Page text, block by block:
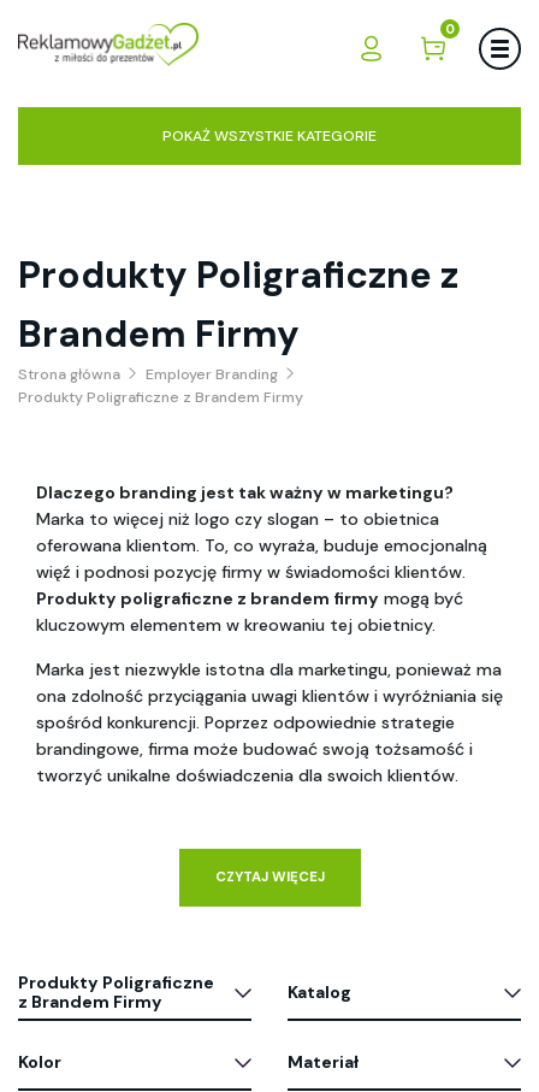
0
POKAŻ WSZYSTKIE KATEGORIE
Produkty Poligraficzne z
Brandem Firmy
Strona główna
Employer Branding
Produkty Poligraficzne z Brandem Firmy
Dlaczego branding jest tak ważny w marketingu?
Marka to więcej niż logo czy slogan – to obietnica
oferowana klientom. To, co wyraża, buduje emocjonalną
Produkty poligraficzne z brandem firmy mogą być
kluczowym elementem w kreowaniu tej obietnicy.
Marka jest niezwykle istotna dla marketingu, ponieważ ma
ona zdolność przyciągania uwagi klientów i wyróżniania się
spośród konkurencji. Poprzez odpowiednie strategie
brandingowe, firma może budować swoją tożsamość i
tworzyć unikalne doświadczenia dla swoich klientów.
CZYTAJ WIĘCEJ
Produkty Poligraficzne
z Brandem Firmy
Katalog
Kolor Materiał